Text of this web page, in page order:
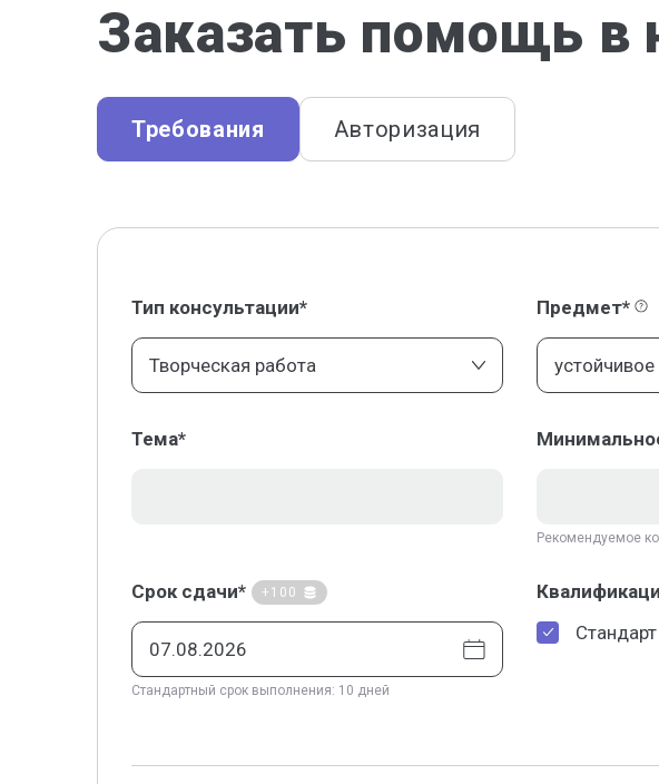
Заказать помощь в
Требования Авторизация
Тип консультации*
Творческая работа
Предмет*
Тема*
Рекомендуемое
Срок сдачи* +100
Стандартный срок выполнения: 10 дней
Стандарт